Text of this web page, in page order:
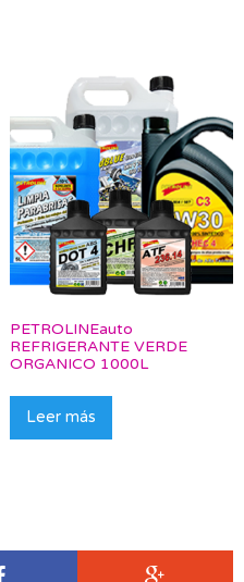
PETROLINEauto
REFRIGERANTE VERDE
ORGANICO 1000L
Leer más